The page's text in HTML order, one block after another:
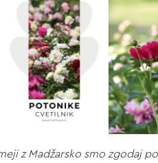
z Madžarsko smo zgodaj